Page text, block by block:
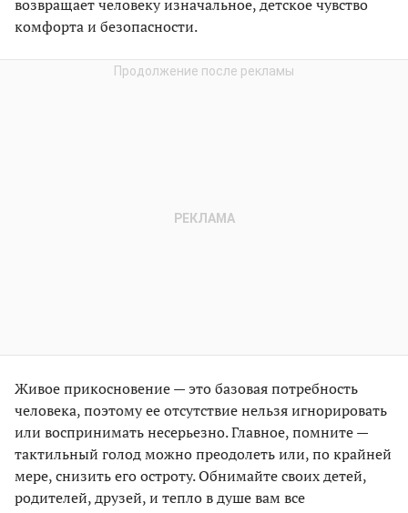
возвращает человеку изначальное, детское чувство
комфорта и безопасности.
Живое прикосновение — это базовая потребность
человека, поэтому ее отсутствие нельзя игнорировать
или воспринимать несерьезно. Главное, помните —
тактильный голод можно преодолеть или, по крайней
мере, снизить его остроту. Обнимайте своих детей,
родителей, друзей, и тепло в душе вам все